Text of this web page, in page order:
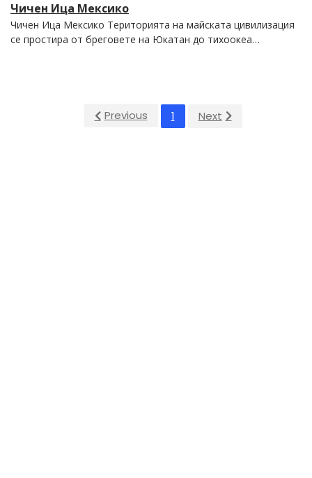
Чичен Ица Мексико
Чичен Ица Мексико Територията на майската цивилизация
се простира от бреговете на Юкатан до тихоокеа…
Previous 1 Next